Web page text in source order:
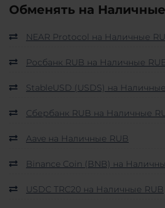
Обменять на
NEAR Protocol на Наличные
Росбанк RUB на Наличные
StableUSD (USDS) на
Сбербанк RUB на Наличные
Aave на Наличные RUB
Binance Coin (BNB) на
USDC TRC20 на Наличные RUB